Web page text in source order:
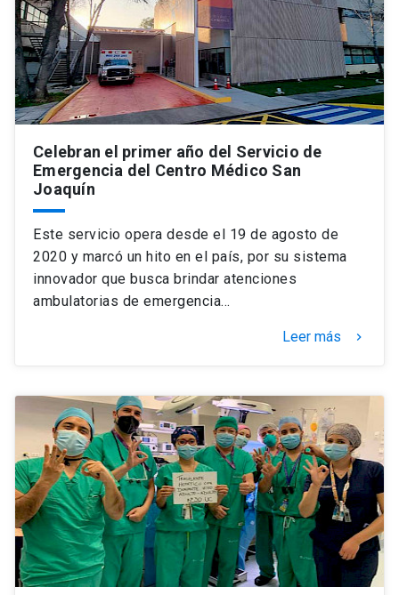
Celebran el primer año del Servicio de
Emergencia del Centro Médico San
Joaquín
Este servicio opera desde el 19 de agosto de
2020 y marcó un hito en el país, por su sistema
innovador que busca brindar atenciones
ambulatorias de emergencia…
Leer más keyboard_arrow_right